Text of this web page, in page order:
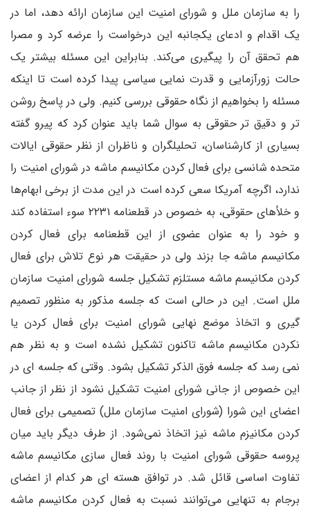
را به سازمان ملل و شورای امنیت این سازمان ارائه دهد، اما در
یک اقدام و ادعای یکجانبه این درخواست را عرضه کرد و مصرا
هم تحقق آن را پیگیری می‌کند. بنابراین این مسئله بیشتر یک
حالت زورآزمایی و قدرت نمایی سیاسی پیدا کرده است تا اینکه
مسئله را بخواهیم از نگاه حقوقی بررسی کنیم. ولی در پاسخ روشن
تر و دقیق تر حقوقی به سوال شما باید عنوان کرد که پیرو گفته
بسیاری از کارشناسان، تحلیلگران و ناظران از نظر حقوقی ایالات
متحده شانسی برای فعال کردن مکانیسم ماشه در شورای امنیت را
ندارد، اگرچه آمریکا سعی کرده است در این مدت از برخی ابهام‌ها
و خلأهای حقوقی، به خصوص در قطعنامه ۲۲۳۱ سوء استفاده کند
و خود را به عنوان عضوی از این قطعنامه برای فعال کردن
مکانیسم ماشه جا بزند ولی در حقیقت هر نوع تلاش برای فعال
کردن مکانیسم ماشه مستلزم تشکیل جلسه شورای امنیت سازمان
ملل است. این در حالی است که جلسه مذکور به منظور تصمیم
گیری و اتخاذ موضع نهایی شورای امنیت برای فعال کردن یا
نکردن مکانیسم ماشه تاکنون تشکیل نشده است و به نظر هم
نمی رسد که جلسه فوق الذکر تشکیل بشود. وقتی که جلسه ای در
این خصوص از جانی شورای امنیت تشکیل نشود از نظر از جانب
اعضای این شورا (شورای امنیت سازمان ملل) تصمیمی برای فعال
کردن مکانیزم ماشه نیز اتخاذ نمی‌شود. از طرف دیگر باید میان
پروسه حقوقی شورای امنیت با روند فعال سازی مکانیسم ماشه
تفاوت اساسی قائل شد. در توافق هسته ای هر کدام از اعضای
برجام به تنهایی می‌توانند نسبت به فعال کردن مکانیسم ماشه